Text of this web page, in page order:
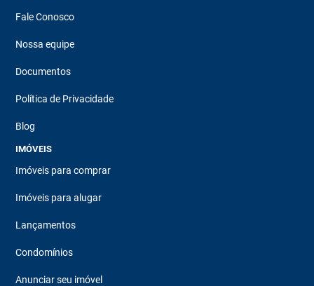
Fale Conosco
Nossa equipe
Documentos
Política de Privacidade
Blog
IMÓVEIS
Imóveis para comprar
Imóveis para alugar
Lançamentos
Condomínios
Anunciar seu imóvel